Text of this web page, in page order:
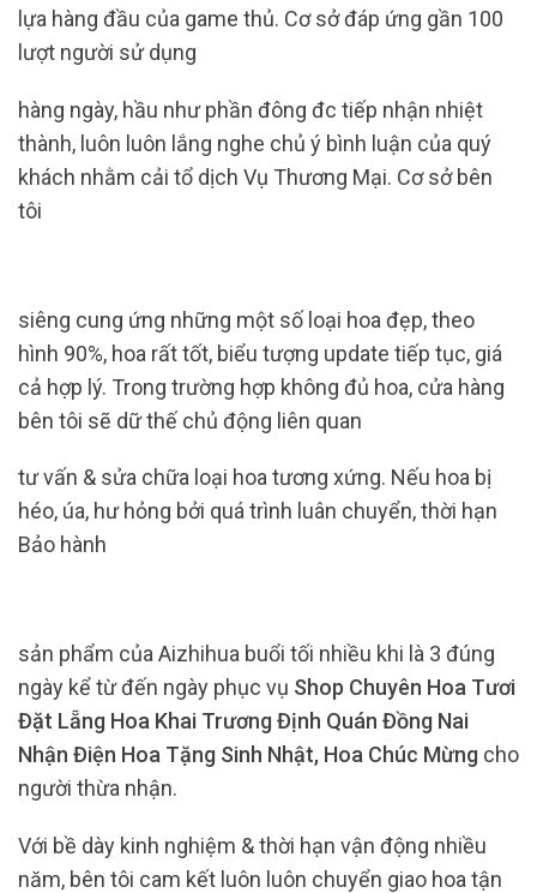
lựa hàng đầu của game thủ. Cơ sở đáp ứng gần 100
lượt người sử dụng
hàng ngày, hầu như phần đông đc tiếp nhận nhiệt
thành, luôn luôn lắng nghe chủ ý ​​bình luận của quý
khách nhằm cải tổ dịch Vụ Thương Mại. Cơ sở bên
tôi
siêng cung ứng những một số loại hoa đẹp, theo
hình 90%, hoa rất tốt, biểu tượng update tiếp tục, giá
cả hợp lý. Trong trường hợp không đủ hoa, cửa hàng
bên tôi sẽ dữ thế chủ động liên quan
tư vấn & sửa chữa loại hoa tương xứng. Nếu hoa bị
héo, úa, hư hỏng bởi quá trình luân chuyển, thời hạn
Bảo hành
sản phẩm của Aizhihua buổi tối nhiều khi là 3 đúng
ngày kể từ đến ngày phục vụ Shop Chuyên Hoa Tươi
Đặt Lẵng Hoa Khai Trương Định Quán Đồng Nai
Nhận Điện Hoa Tặng Sinh Nhật, Hoa Chúc Mừng cho
người thừa nhận.
Với bề dày kinh nghiệm & thời hạn vận động nhiều
năm, bên tôi cam kết luôn luôn chuyển giao hoa tận